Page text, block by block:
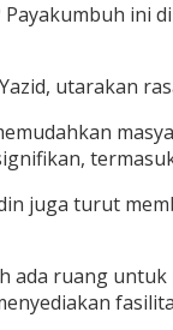
ini
utarakan
juga turut
ada ruang